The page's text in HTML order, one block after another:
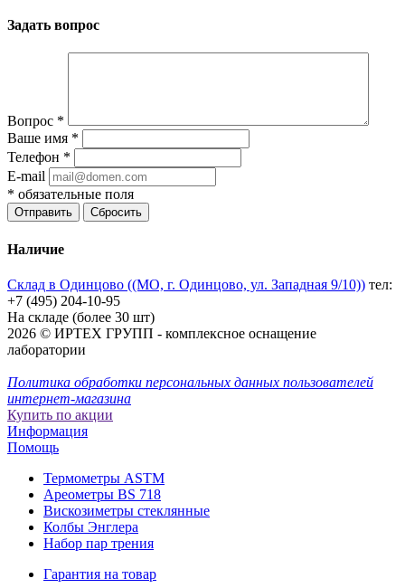
Задать вопрос
Вопрос *
Ваше имя *
Телефон *
E-mail
* обязательные поля
Отправить Сбросить
Наличие
Склад в Одинцово ((МО, г. Одинцово, ул. Западная 9/10)) тел:
+7 (495) 204-10-95
На складе (более 30 шт)
2026 © ИРТЕХ ГРУПП - комплексное оснащение
лаборатории
Политика обработки персональных данных пользователей
интернет-магазина
Купить по акции
Информация
Помощь
Термометры ASTM
Ареометры BS 718
Вискозиметры стеклянные
Колбы Энглера
Набор пар трения
Гарантия на товар